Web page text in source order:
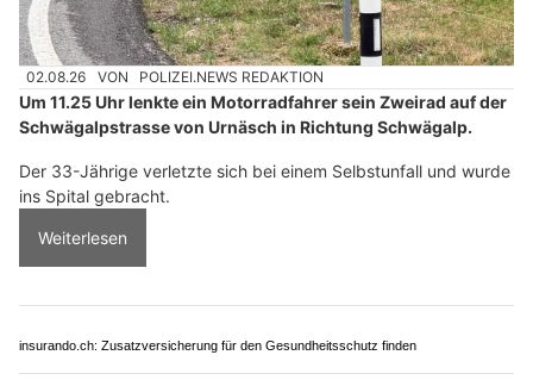
02.08.26 VON POLIZEI.NEWS REDAKTION
Um 11.25 Uhr lenkte ein Motorradfahrer sein Zweirad auf der
Schwägalpstrasse von Urnäsch in Richtung Schwägalp.
Der 33-Jährige verletzte sich bei einem Selbstunfall und wurde
ins Spital gebracht.
Weiterlesen